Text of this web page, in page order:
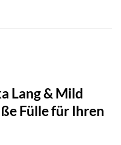
Lang & Mild
Fülle für Ihren